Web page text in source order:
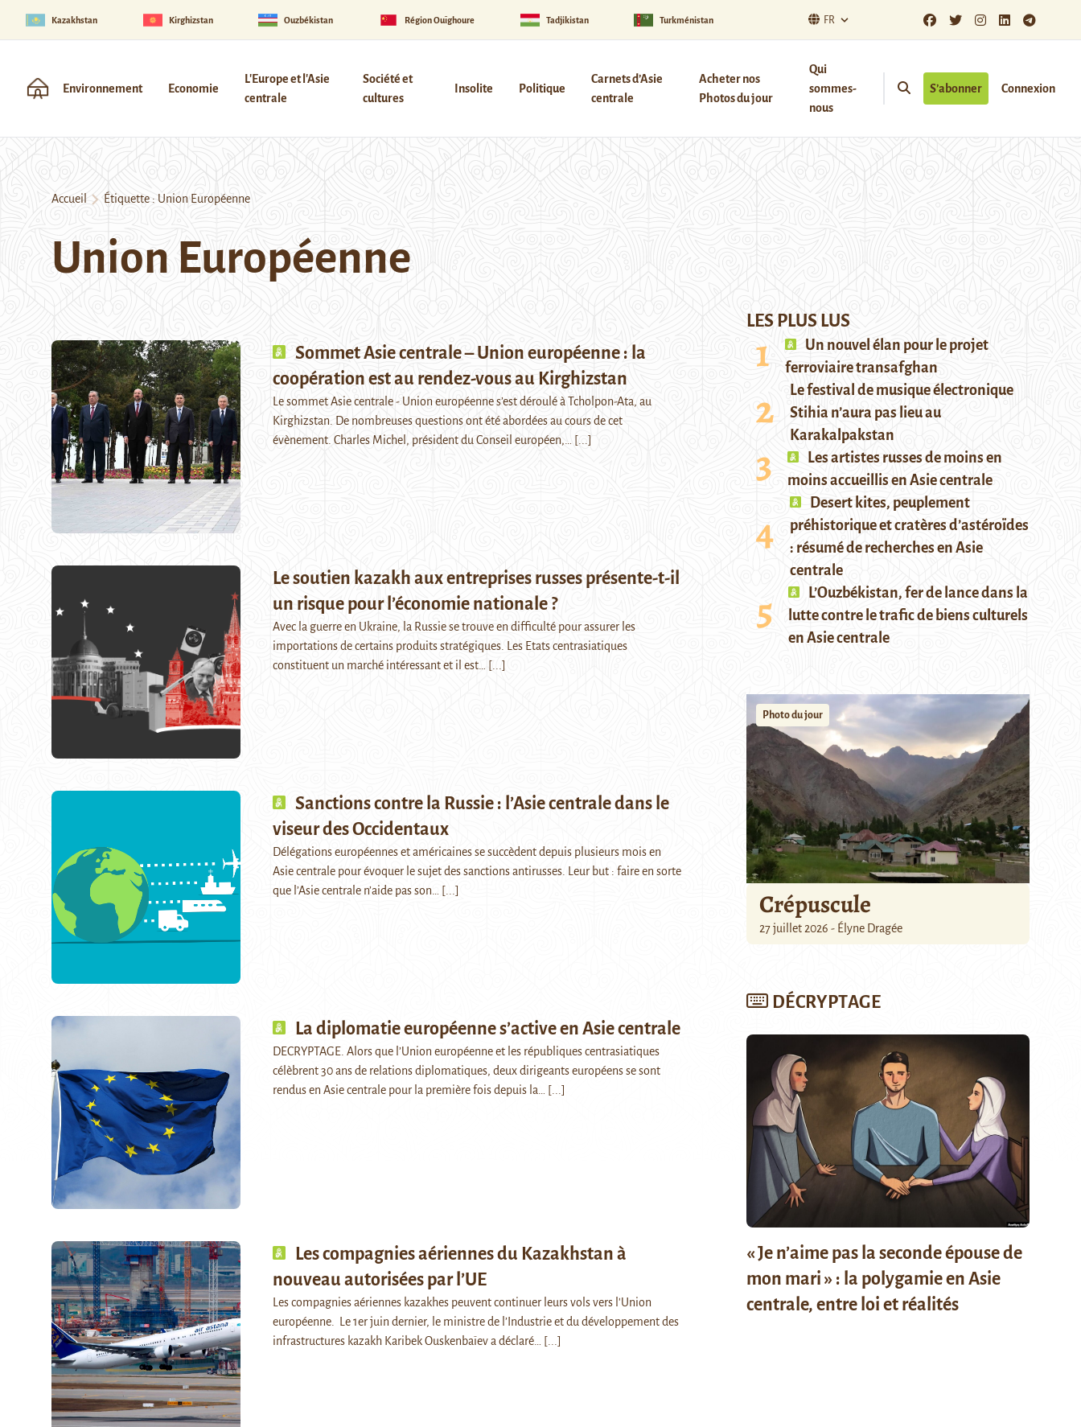
Kazakhstan Kirghizstan Ouzbékistan Région Ouïghoure Tadjikistan Turkménistan FR
Environnement Economie
L'Europe et l'Asie
centrale
Société et
cultures
Insolite Politique
Carnets d’Asie
centrale
Acheter nos
Photos du jour
Qui
sommes-
nous
S’abonner Connexion
Accueil Étiquette : Union Européenne
Union Européenne
Sommet Asie centrale – Union européenne : la
coopération est au rendez-vous au Kirghizstan
Le sommet Asie centrale - Union européenne s’est déroulé à Tcholpon-Ata, au
Kirghizstan. De nombreuses questions ont été abordées au cours de cet
évènement. Charles Michel, président du Conseil européen,…
[...]
Le soutien kazakh aux entreprises russes présente-t-il
un risque pour l’économie nationale ?
Avec la guerre en Ukraine, la Russie se trouve en difficulté pour assurer les
importations de certains produits stratégiques. Les Etats centrasiatiques
constituent un marché intéressant et il est…
[...]
Sanctions contre la Russie : l’Asie centrale dans le
viseur des Occidentaux
Délégations européennes et américaines se succèdent depuis plusieurs mois en
Asie centrale pour évoquer le sujet des sanctions antirusses. Leur but : faire en sorte
que l’Asie centrale n’aide pas son…
[...]
La diplomatie européenne s’active en Asie centrale
DECRYPTAGE. Alors que l’Union européenne et les républiques centrasiatiques
célèbrent 30 ans de relations diplomatiques, deux dirigeants européens se sont
rendus en Asie centrale pour la première fois depuis la…
[...]
Les compagnies aériennes du Kazakhstan à
nouveau autorisées par l’UE
Les compagnies aériennes kazakhes peuvent continuer leurs vols vers l'Union
européenne. Le 1er juin dernier, le ministre de l’Industrie et du développement des
infrastructures kazakh Karibek Ouskenbaïev a déclaré…
[...]
LES PLUS LUS
Un nouvel élan pour le projet
ferroviaire transafghan
Le festival de musique électronique
Stihia n’aura pas lieu au
Karakalpakstan
Les artistes russes de moins en
moins accueillis en Asie centrale
Desert kites, peuplement
préhistorique et cratères d’astéroïdes
: résumé de recherches en Asie
centrale
L’Ouzbékistan, fer de lance dans la
lutte contre le trafic de biens culturels
en Asie centrale
Photo du jour
Crépuscule
27 juillet 2026 - Élyne Dragée
DÉCRYPTAGE
« Je n’aime pas la seconde épouse de
mon mari » : la polygamie en Asie
centrale, entre loi et réalités